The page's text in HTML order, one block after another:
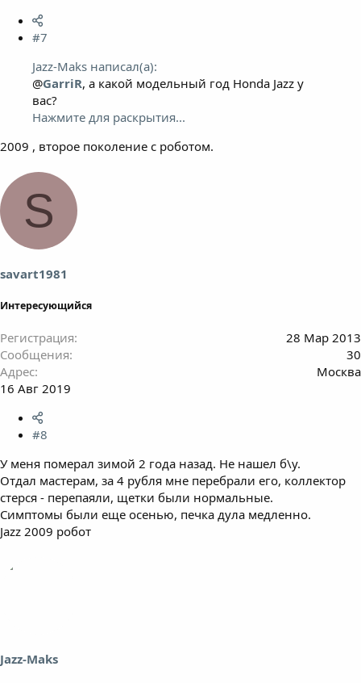
#7
Jazz-Maks написал(а):
@GarriR, а какой модельный год Honda Jazz у
вас?
Нажмите для раскрытия...
2009 , второе поколение с роботом.
S
savart1981
Интересующийся
Регистрация
28 Мар 2013
Сообщения
30
Адрес
Москва
16 Авг 2019
#8
У меня померал зимой 2 года назад. Не нашел б\у.
Отдал мастерам, за 4 рубля мне перебрали его, коллектор
стерся - перепаяли, щетки были нормальные.
Симптомы были еще осенью, печка дула медленно.
Jazz 2009 робот
Jazz-Maks